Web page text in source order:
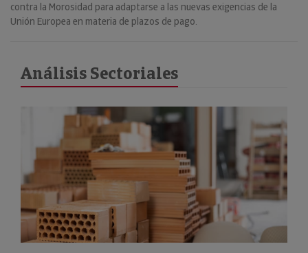
contra la Morosidad para adaptarse a las nuevas exigencias de la
Unión Europea en materia de plazos de pago.
Análisis Sectoriales